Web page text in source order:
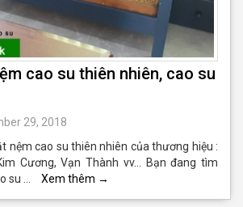
cao su thiên nhiên, cao su
29, 2018
nệm cao su thiên nhiên của thương hiệu :
Cương, Vạn Thành vv… Bạn đang tìm
su …
Xem thêm →